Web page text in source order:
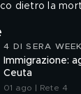
dietro la
4 DI SERA
Immigrazione:
Ceuta
01 ago | Rete 4